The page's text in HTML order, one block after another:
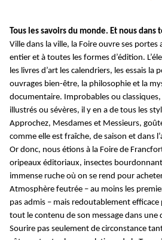
Tous les savoirs du monde. Et nous dans
Ville dans la ville, la Foire ouvre ses
entier et à toutes les formes d’édition.
les livres d’art les calendriers, les essais la
ouvrages bien-être, la philosophie et la
documentaire. Improbables ou
illustrés ou sévères, il y en a de tous les
Approchez, Mesdames et Messieurs,
comme elle est fraîche, de saison et dans
Or donc, nous étions à la Foire de
oripeaux éditoriaux, insectes
immense ruche où on se rend pour
Atmosphère feutrée – au moins les
pas admis – mais redoutablement
tout le contenu de son message dans une
Sourire pas seulement de circonstance